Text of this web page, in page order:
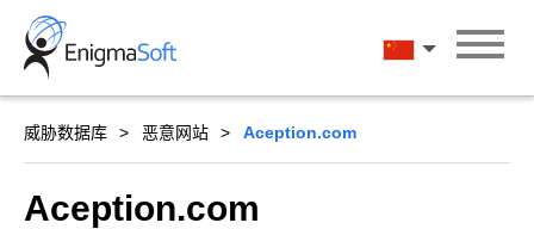
Skip
content
汉语
威胁数据库 恶意网站 Aception.com
Aception.com